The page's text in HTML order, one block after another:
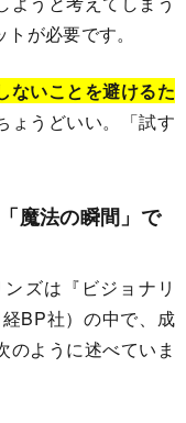
が必要です。
ないことを避けるた
ょうどいい。「試す
魔法の瞬間」で
ズは『ビジョナリ
BP社）の中で、成
のように述べていま